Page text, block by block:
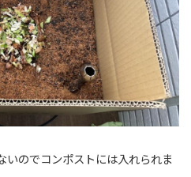
いのでコンポストには入れられま